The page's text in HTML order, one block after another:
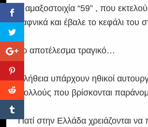
η αμαξοστοιχία “59” , που
ξαφνικά και έβαλε το κεφάλι του
Το αποτέλεσμα τραγικό…
Αλήθεια υπάρχουν ηθικοί
πολλούς που βρίσκονται
Γιατί στην Ελλάδα χρειάζονται